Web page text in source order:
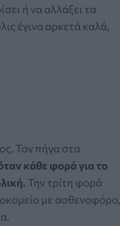
ή να αλλάξει τα
έγινα αρκετά καλά,
Τον πήγα στα
κάθε φορά για το
Την τρίτη φορά
με ασθενοφόρο,